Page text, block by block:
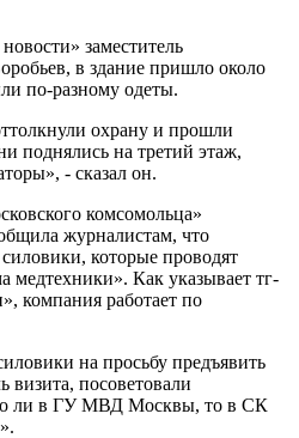
заместитель
в здание пришло около
по-разному одеты.
охрану и прошли
поднялись на третий этаж,
- сказал он.
комсомольца»
журналистам, что
которые проводят
Как указывает тг-
компания работает по
на просьбу предъявить
визита, посоветовали
ли в ГУ МВД Москвы, то в СК